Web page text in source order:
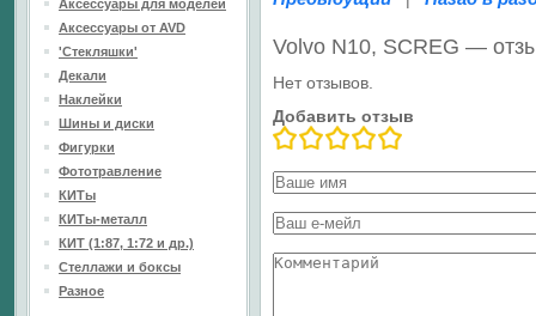
Volvo N10, SCREG —
Нет отзывов.
Добавить отзыв
Аксессуары для моделей
Аксессуары от AVD
'Стекляшки'
Декали
Наклейки
Шины и диски
Фигурки
Фототравление
КИТы
КИТы-металл
КИТ (1:87, 1:72 и др.)
Стеллажи и боксы
Разное